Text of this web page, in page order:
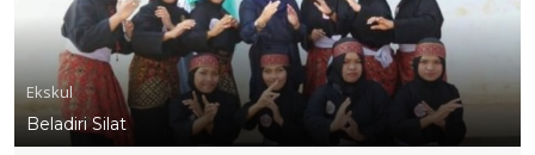
Ekskul
Beladiri Silat